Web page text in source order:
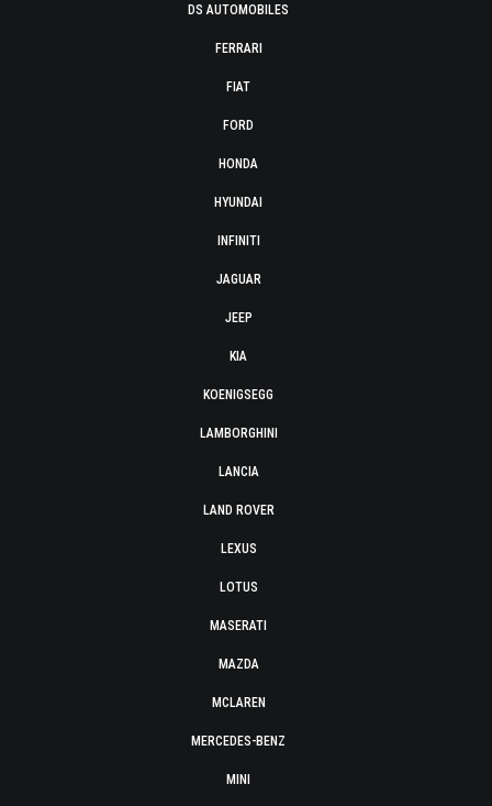
DS AUTOMOBILES
FERRARI
FIAT
FORD
HONDA
HYUNDAI
INFINITI
JAGUAR
JEEP
KIA
KOENIGSEGG
LAMBORGHINI
LANCIA
LAND ROVER
LEXUS
LOTUS
MASERATI
MAZDA
MCLAREN
MERCEDES-BENZ
MINI